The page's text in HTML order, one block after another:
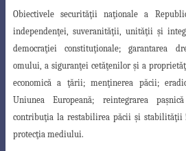
Obiectivelesecurităţii naţionale a
independenţei , suveranităţii, unităţii şi
democraţiei constituţionale; garantarea
omului, a siguranţei cetăţenilor şi a
economică a ţării; menţinerea păcii;
Uniunea Europeană; reintegrarea
contribuţia la restabilirea păcii şi
protecţia mediului.